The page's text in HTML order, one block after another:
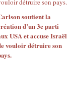
soutient la
d’un 3e parti
USA et accuse Israël
vouloir détruire son